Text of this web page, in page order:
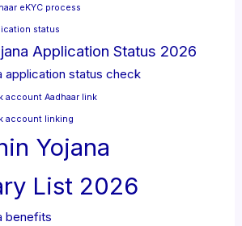
eKYC process
status
Application Status 2026
application status check
account Aadhaar link
account linking
Yojana
List 2026
benefits